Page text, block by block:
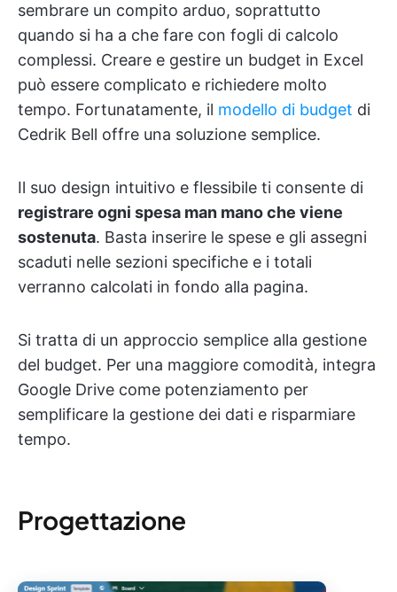
sembrare un compito arduo, soprattutto
quando si ha a che fare con fogli di calcolo
complessi. Creare e gestire un budget in Excel
può essere complicato e richiedere molto
tempo. Fortunatamente, il modello di budget di
Cedrik Bell offre una soluzione semplice.
Il suo design intuitivo e flessibile ti consente di
registrare ogni spesa man mano che viene
sostenuta. Basta inserire le spese e gli assegni
scaduti nelle sezioni specifiche e i totali
verranno calcolati in fondo alla pagina.
Si tratta di un approccio semplice alla gestione
del budget. Per una maggiore comodità, integra
Google Drive come potenziamento per
semplificare la gestione dei dati e risparmiare
tempo.
Progettazione